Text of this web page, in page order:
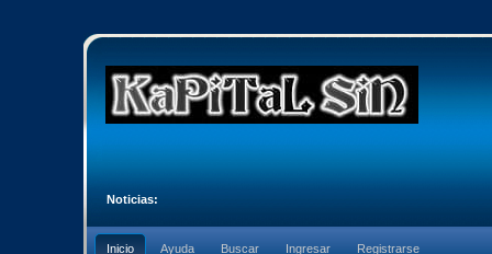
Noticias:
Inicio Ayuda Buscar Ingresar Registrarse